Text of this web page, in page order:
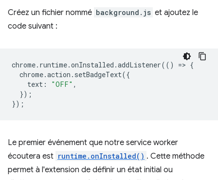
Créez un fichier nommé background.js et ajoutez le
code suivant :
chrome. runtime.onInstalled .addListener(() => {
chrome.action . setBadgeText({
text : "OFF" ,
});
});
Le premier événement que notre service worker
écoutera est runtime.onInstalled() . Cette méthode
permet à l'extension de définir un état initial ou